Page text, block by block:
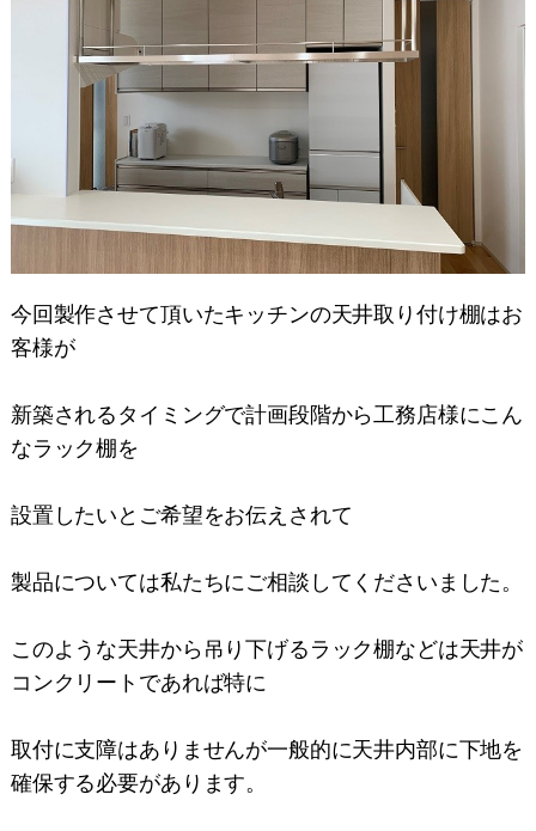
今回製作させて頂いたキッチンの天井取り付け棚はお
客様が
新築されるタイミングで計画段階から工務店様にこん
なラック棚を
設置したいとご希望をお伝えされて
製品については私たちにご相談してくださいました。
このような天井から吊り下げるラック棚などは天井が
コンクリートであれば特に
取付に支障はありませんが一般的に天井内部に下地を
確保する必要があります。